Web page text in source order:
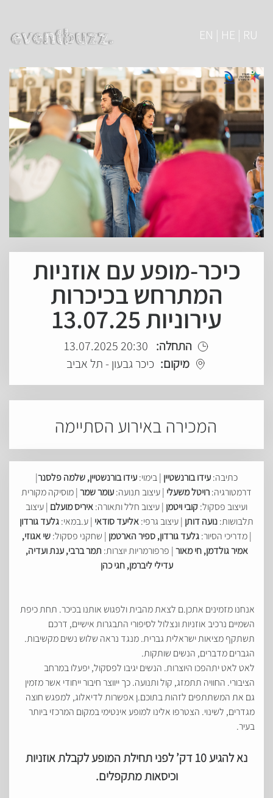
EN | HE | RU
כיכר-מופע עם אוזניות
המתרחש בכיכרות
עירוניות 13.07.25
התחלה: 20:30 13.07.2025
מיקום: כיכר גבעון - תל אביב
המכירה באירוע הסתיימה
כתיבה:עידו בורנשטיין | בימוי:עידו בורנשטיין, שלמה פלסנר|
דרמטורגיה:רויטל משעלי | עיצוב תנועה:עומר שמר| מוסיקה מקורית
ועיצוב פסקול:קובי ויטמן | עיצוב חלל ותאורה:איריס מועלם | עיצוב
תלבושות:נועה דותן | עיצוב גרפי:אליעד סודאי | ע.במאי:גלעד גורדון
| מדריכי הסיור:גלעד גורדון, ספיר הארטמן | שחקני פסקול:שי אגוזי,
אמיר גולדמן, חי מאור| פרפורמריות יוצרות: תמר ברבי, ענת ועדיה,
עדילי ליברמן, חגי כהן
אנחנו מזמינים אתכן.ם לצאת מהבית ולפגוש אותנו בכיכר. תחת כיפת
השמיים נרכיב אוזניות ונצלול לסיפורי התבגרות אישיים, דרכם
תשתקף מציאות ישראלית גברית. מנגד נראה שלוש נשים מקשיבות.
הגברים מדברים, הנשים שותקות.
לאט לאט יתהפכו היוצרות. הנשים יגיבו לפסקול, יפעלו במרחב
הציבורי. החוויה תתמזג, קול ותנועה. כך ייווצר חיבור ייחודי אשר מזמין
גם את המשתתפים לזהות בתוכם.ן אפשרות לדיאלוג, למפגש חוצה
מגדרים, לשינוי. הצטרפו אלינו למופע אינטימי במקום המרכזי ביותר
בעיר.
נא להגיע 10 דק’ לפני תחילת המופע לקבלת אוזניות
וכיסאות מתקפלים.